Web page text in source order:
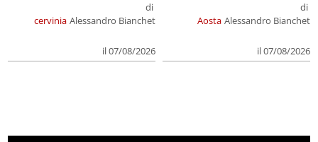
cervinia
di
Alessandro Bianchet
il 07/08/2026
Aosta
di
Alessandro Bianchet
il 07/08/2026